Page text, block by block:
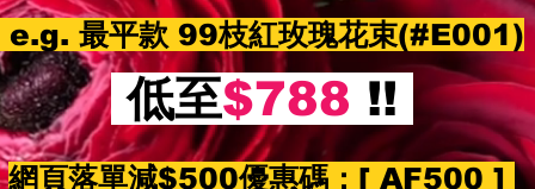
e.g. 最平款 99枝紅玫瑰花束(#E001)
低至$788 !!
網頁落單減$500優惠碼： [ AF500 ]